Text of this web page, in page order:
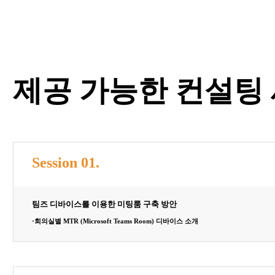
제공 가능한 컨설팅
Session 01.
팀즈 디바이스를 이용한 미팅룸 구축 방안​
·회의실별 MTR (Microsoft Teams Room) 디바이스 소개​